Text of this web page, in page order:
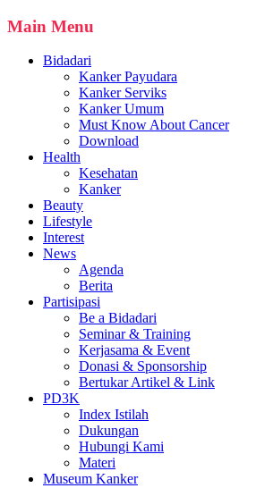
Main Menu
Bidadari
Kanker Payudara
Kanker Serviks
Kanker Umum
Must Know About Cancer
Download
Health
Kesehatan
Kanker
Beauty
Lifestyle
Interest
News
Agenda
Berita
Partisipasi
Be a Bidadari
Seminar & Training
Kerjasama & Event
Donasi & Sponsorship
Bertukar Artikel & Link
PD3K
Index Istilah
Dukungan
Hubungi Kami
Materi
Museum Kanker